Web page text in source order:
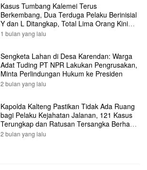
Kasus Tumbang Kalemei Terus
Berkembang, Dua Terduga Pelaku Berinisial
Y dan L Ditangkap, Total Lima Orang Kini
Diamankan Polisi
1 bulan yang lalu
Sengketa Lahan di Desa Karendan: Warga
Adat Tuding PT NPR Lakukan Pengrusakan,
Minta Perlindungan Hukum ke Presiden
2 bulan yang lalu
Kapolda Kalteng Pastikan Tidak Ada Ruang
bagi Pelaku Kejahatan Jalanan, 121 Kasus
Terungkap dan Ratusan Tersangka Berhasil
Dibekuk
2 bulan yang lalu